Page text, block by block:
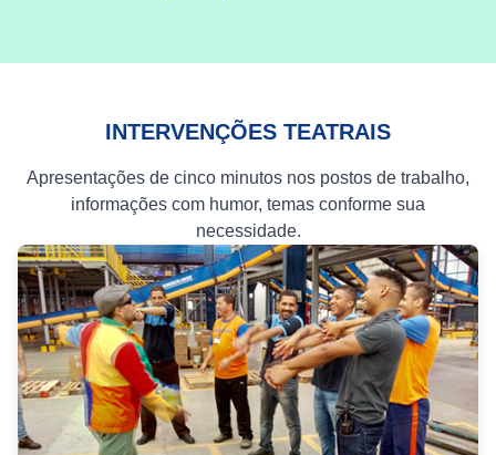
INTERVENÇÕES TEATRAIS
Apresentações de cinco minutos nos postos de trabalho,
informações com humor, temas conforme sua
necessidade.